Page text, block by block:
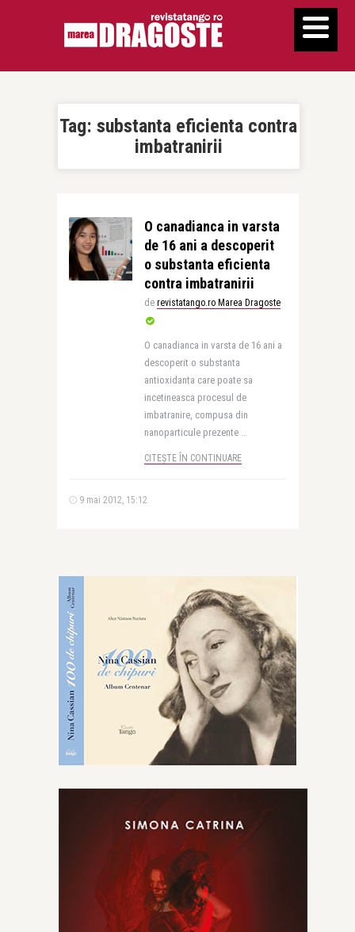
Tag: substanta eficienta contra
imbatranirii
O canadianca in varsta
de 16 ani a descoperit
o substanta eficienta
contra imbatranirii
de revistatango.ro Marea Dragoste
O canadianca in varsta de 16 ani a
descoperit o substanta
antioxidanta care poate sa
incetineasca procesul de
imbatranire, compusa din
nanoparticule prezente ..
CITEȘTE ÎN CONTINUARE
9 mai 2012, 15:12